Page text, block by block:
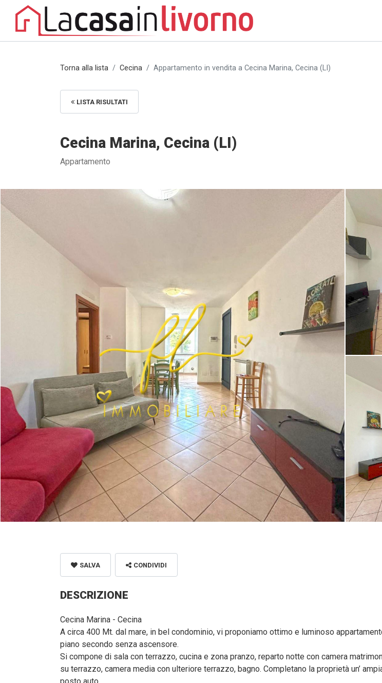
Torna alla lista Cecina Appartamento in vendita a Cecina Marina, Cecina (LI)
LISTA RISULTATI
Cecina Marina, Cecina (LI)
Appartamento
Appartamento in vendita a Cecina Marina, Cecina (LI) [1/11]
Cecina
Cecina
SALVA CONDIVIDI
DESCRIZIONE
Cecina Marina - Cecina
A circa 400 Mt. dal mare, in bel condominio, vi proponiamo ottimo e luminoso
piano secondo senza ascensore.
Si compone di sala con terrazzo, cucina e zona pranzo, reparto notte con camera
su terrazzo, camera media con ulteriore terrazzo, bagno. Completano la proprietà un’